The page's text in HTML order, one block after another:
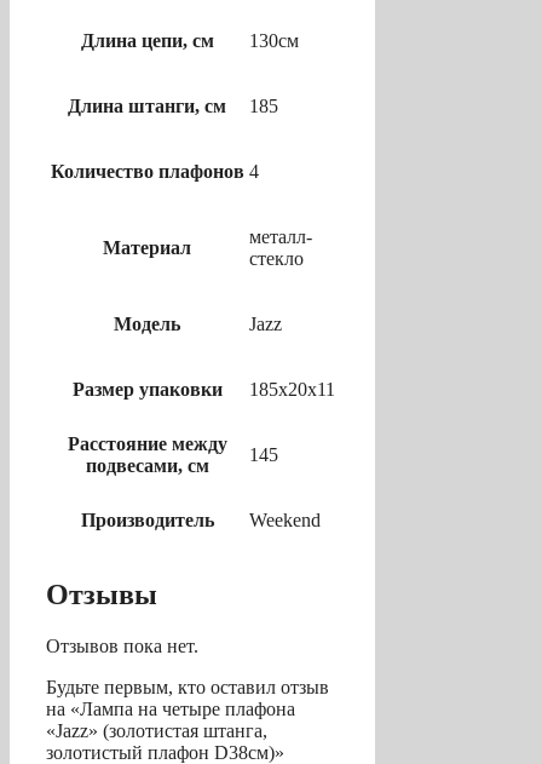
Длина цепи, см 130см
Длина штанги, см 185
Количество плафонов 4
Материал
металл-
стекло
Модель Jazz
Размер упаковки 185х20х11
Расстояние между
подвесами, см
145
Производитель Weekend
Отзывы
Отзывов пока нет.
Будьте первым, кто оставил отзыв
на «Лампа на четыре плафона
«Jazz» (золотистая штанга,
золотистый плафон D38см)»